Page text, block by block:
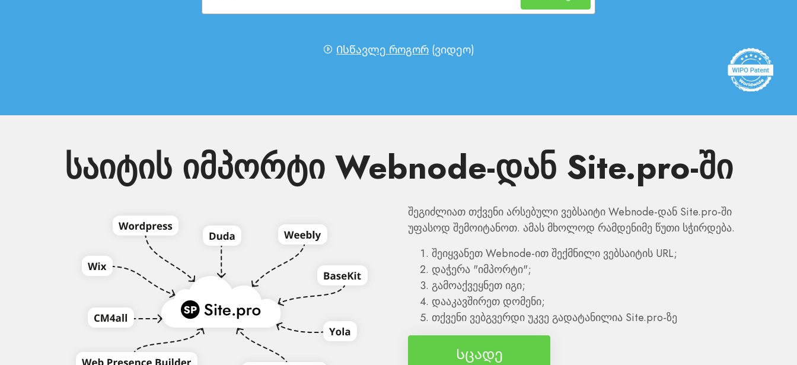
Ისწავლე როგორ (ვიდეო)
საიტის იმპორტი Webnode-დან Site.pro-ში
შეგიძლიათ თქვენი არსებული ვებსაიტი Webnode-დან Site.pro-ში
უფასოდ შემოიტანოთ. ამას მხოლოდ რამდენიმე წუთი სჭირდება.
შეიყვანეთ Webnode-ით შექმნილი ვებსაიტის URL;
დაჭერა "იმპორტი";
გამოაქვეყნეთ იგი;
დააკავშირეთ დომენი;
თქვენი ვებგვერდი უკვე გადატანილია Site.pro-ზე
Სცადე